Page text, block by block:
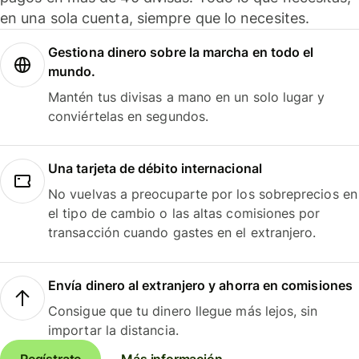
en una sola cuenta, siempre que lo necesites.
Gestiona dinero sobre la marcha en todo el
mundo.
Mantén tus divisas a mano en un solo lugar y
conviértelas en segundos.
Una tarjeta de débito internacional
No vuelvas a preocuparte por los sobreprecios en
el tipo de cambio o las altas comisiones por
transacción cuando gastes en el extranjero.
Envía dinero al extranjero y ahorra en comisiones
Consigue que tu dinero llegue más lejos, sin
importar la distancia.